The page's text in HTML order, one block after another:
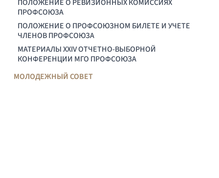
ПОЛОЖЕНИЕ О РЕВИЗИОННЫХ КОМИССИЯХ
ПРОФСОЮЗА
ПОЛОЖЕНИЕ О ПРОФСОЮЗНОМ БИЛЕТЕ И УЧЕТЕ
ЧЛЕНОВ ПРОФСОЮЗА
МАТЕРИАЛЫ XXIV ОТЧЕТНО-ВЫБОРНОЙ
КОНФЕРЕНЦИИ МГО ПРОФСОЮЗА
МОЛОДЕЖНЫЙ СОВЕТ